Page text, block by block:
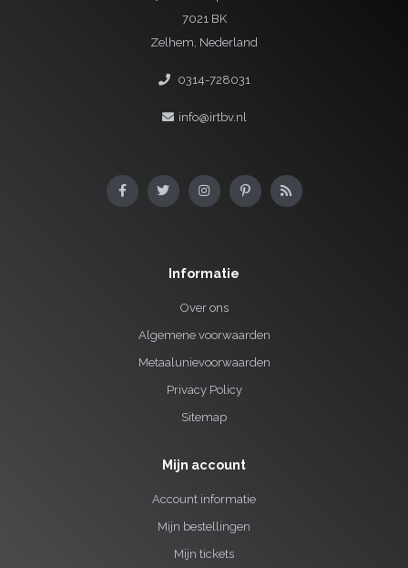
7021 BK
Zelhem, Nederland
0314-728031
info@irtbv.nl
Informatie
Over ons
Algemene voorwaarden
Metaalunievoorwaarden
Privacy Policy
Sitemap
Mijn account
Account informatie
Mijn bestellingen
Mijn tickets